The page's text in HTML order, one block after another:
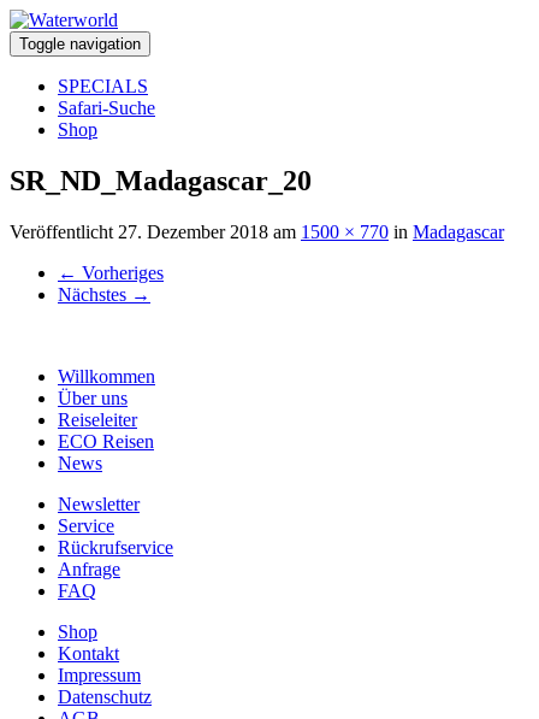
Toggle navigation
SPECIALS
Safari-Suche
Shop
SR_ND_Madagascar_20
Veröffentlicht 27. Dezember 2018 am 1500 × 770 in Madagascar
← Vorheriges
Nächstes →
Willkommen
Über uns
Reiseleiter
ECO Reisen
News
Newsletter
Service
Rückrufservice
Anfrage
FAQ
Shop
Kontakt
Impressum
Datenschutz